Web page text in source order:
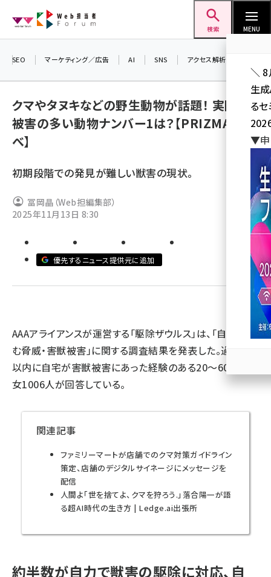
ン
検索 MENU
youtube (2449)
note (2323)
z世代 (1632)
SEO マーケティング／広告 AI SNS アクセス解析／データ分析
クマやタヌキなどの野生動物が話題！ 実際に
被害の多い動物ナンバー1は？【PRIZMA調
べ】
初期段階での発見が難しい獣害の現状。
冨岡晶（Web担編集部）
2025年11月13日 8:30
優先するニュース提供元に追加
AAAアライアンスが運営する「駆除ザウルス」は、「自宅に潜
む脅威・害獣被害」に関する調査結果を発表した。過去3年
以内に自宅が害獣被害にあった経験のある20～60代の男
女1006人が回答している。
関連記事
ファミリーマートが店舗でのクマ対策ガイドライン
策定、店舗のデジタルサイネージにメッセージを
配信
人間よ「世を捨てよ、クマを狩ろう.」落合陽一が語
る超AI時代の生き方 | Ledge.ai出張所
約半数が自力で獣害の駆除に対応、自
＼ 8
生
る
▼申